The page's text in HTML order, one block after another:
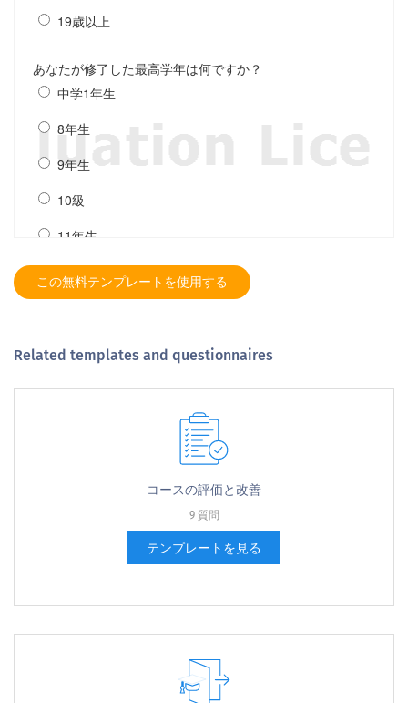
この無料テンプレートを使用する
Related templates and questionnaires
コー​​スの評価と改善
9 質問
テンプレートを見る